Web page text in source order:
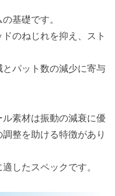
基礎です。
のねじれを抑え、スト
パット数の減少に寄与
素材は振動の減衰に優
整を助ける特徴があり
したスペックです。